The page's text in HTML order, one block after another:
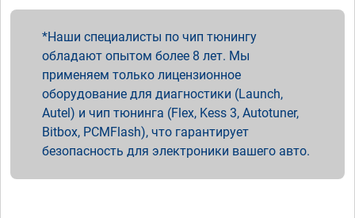
Наши специалисты по чип тюнингу
обладают опытом более 8 лет. Мы
применяем только лицензионное
оборудование для диагностики (Launch,
Autel) и чип тюнинга (Flex, Kess 3, Autotuner,
Bitbox, PCMFlash), что гарантирует
безопасность для электроники вашего авто.